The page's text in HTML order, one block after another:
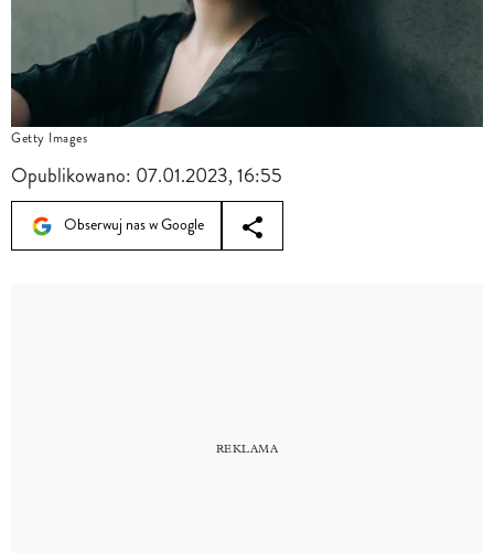
Getty Images
Opublikowano: 07.01.2023, 16:55
Obserwuj nas w Google